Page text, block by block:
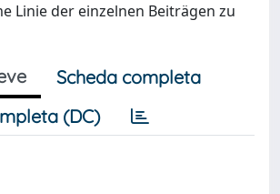
Linie der einzelnen Beiträgen zu
Scheda completa
(DC)